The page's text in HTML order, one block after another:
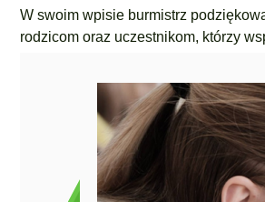
W swoim wpisie burmistrz
rodzicom oraz uczestnikom, którzy